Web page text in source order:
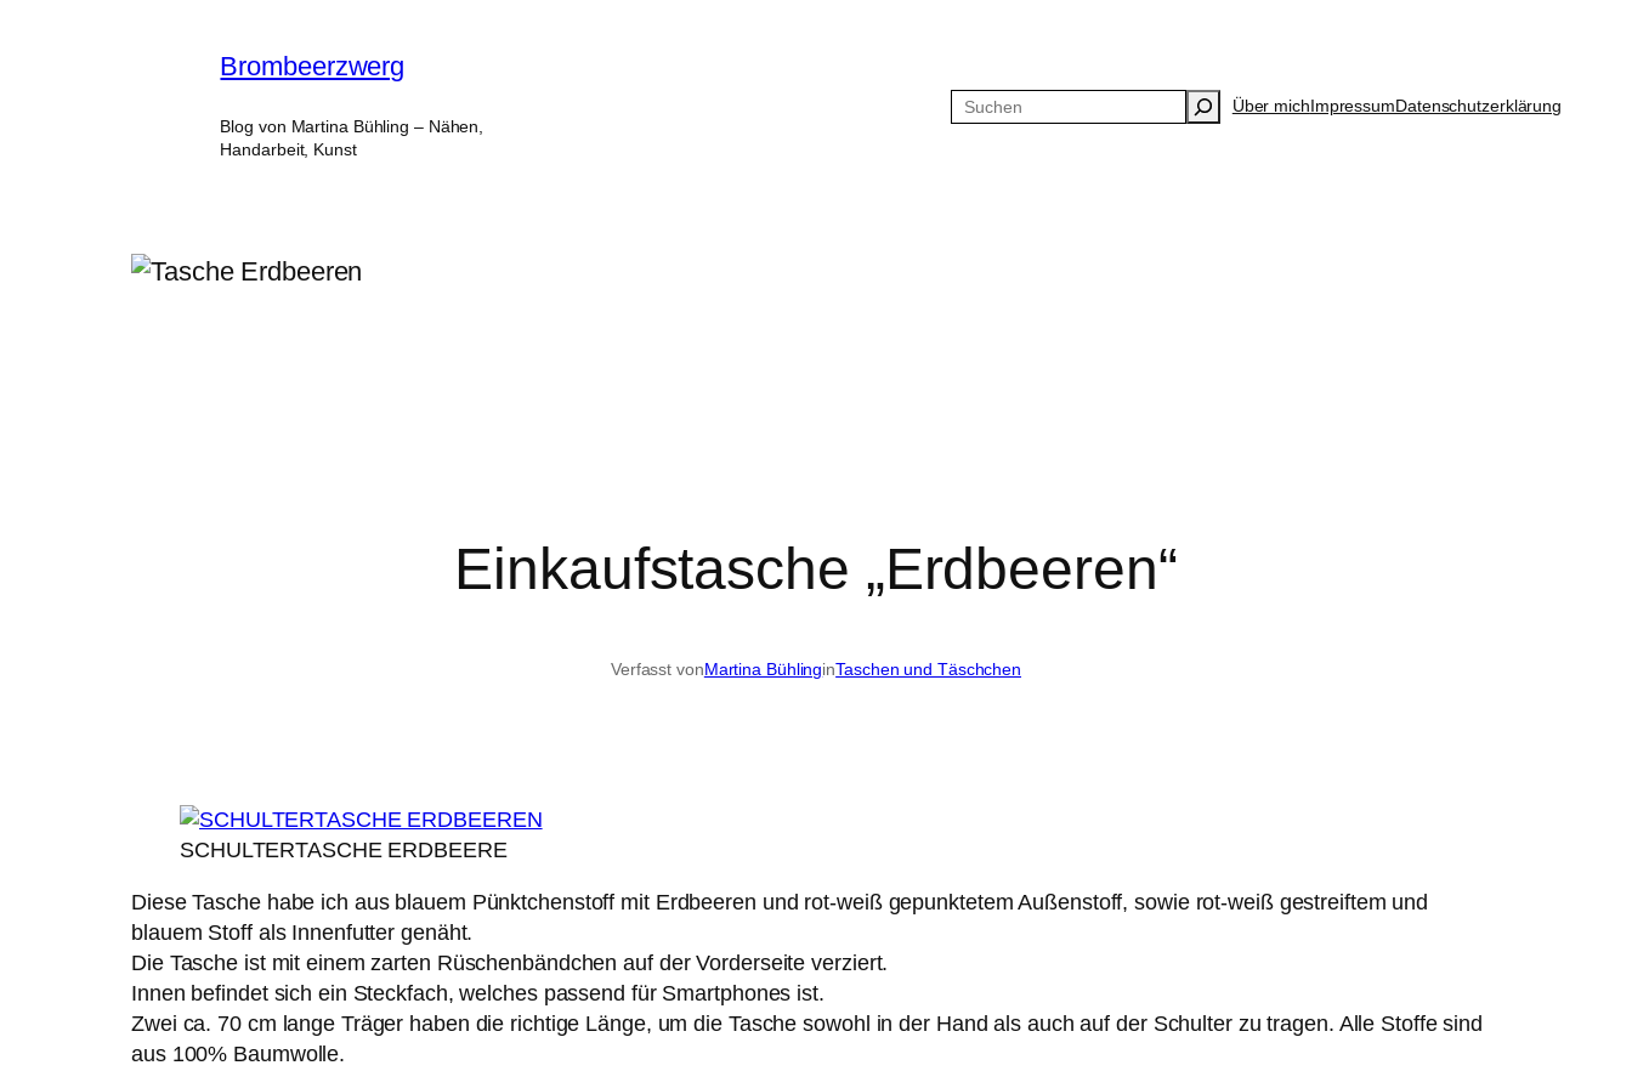
Brombeerzwerg
Blog von Martina Bühling – Nähen,
Handarbeit, Kunst
Suchen Über michImpressumDatenschutzerklärung
Einkaufstasche „Erdbeeren“
Verfasst vonMartina BühlinginTaschen und Täschchen
SCHULTERTASCHE ERDBEERE
Diese Tasche habe ich aus blauem Pünktchenstoff mit Erdbeeren und rot-weiß gepunktetem Außenstoff, sowie rot-weiß gestreiftem und
blauem Stoff als Innenfutter genäht.
Die Tasche ist mit einem zarten Rüschenbändchen auf der Vorderseite verziert.
Innen befindet sich ein Steckfach, welches passend für Smartphones ist.
Zwei ca. 70 cm lange Träger haben die richtige Länge, um die Tasche sowohl in der Hand als auch auf der Schulter zu tragen. Alle Stoffe sind
aus 100% Baumwolle.